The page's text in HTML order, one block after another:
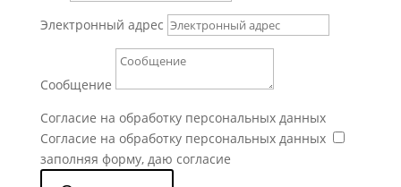
Электронный адрес
Сообщение
Согласие на обработку персональных данных
Согласие на обработку персональных данных
заполняя форму, даю согласие